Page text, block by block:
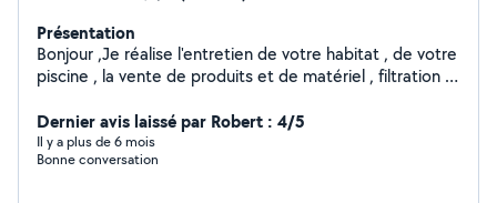
Présentation
Bonjour ,Je réalise l'entretien de votre habitat , de votre
piscine , la vente de produits et de matériel , filtration ,
meubles etc... Travail , rapide et soigné , Je suis diplômé
, INSTALLATEUR CONSEIL EN EQUIPEMENTS DU
FOYER AGENT DE MAINTENANCE TECHNIQUE DES
Dernier avis laissé par Robert : 4/5
Il y a plus de 6 mois
Bonne conversation